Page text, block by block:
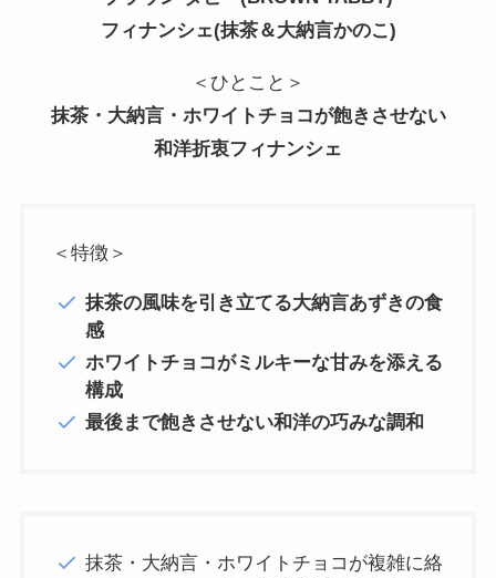
フィナンシェ(抹茶＆大納言かのこ)
＜ひとこと＞
抹茶・大納言・ホワイトチョコが飽きさせない
和洋折衷フィナンシェ
＜特徴＞
抹茶の風味を引き立てる大納言あずきの食
感
ホワイトチョコがミルキーな甘みを添える
構成
最後まで飽きさせない和洋の巧みな調和
抹茶・大納言・ホワイトチョコが複雑に絡